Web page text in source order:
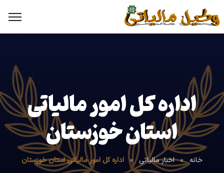
اداره کل امور مالیاتی
استان خوزستان
خانه » اخبار مالیاتی » اداره کل امور مالیاتی استان خوزستان